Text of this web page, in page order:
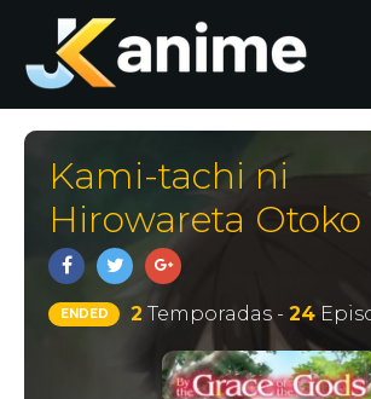
Kami-tachi ni
Hirowareta Otoko
ENDED 2 Temporadas - 24